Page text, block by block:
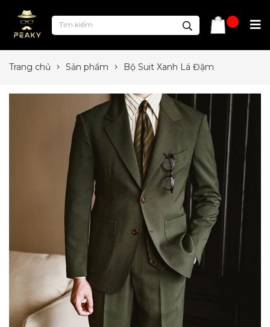
Trang chủ Sản phẩm Bộ Suit Xanh Lá Đậm